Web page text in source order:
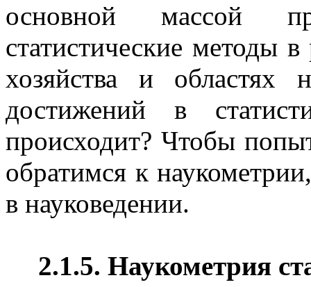
основной массой
статистические методы
хозяйства и
достижений в
происходит? Чтобы
обратимся к
в науковедении.
2.1.5. Наукометрия